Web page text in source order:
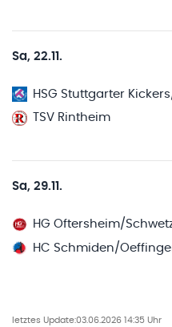
Sa, 22.11.
HSG Stuttgarter
TSV Rintheim
Sa, 29.11.
HG Oftersheim/
HC Schmiden/
letztes Update:03.06.2026 14:35 Uhr